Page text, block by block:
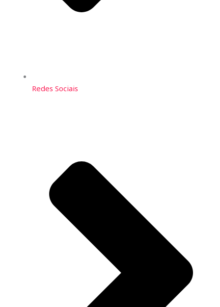
Redes Sociais